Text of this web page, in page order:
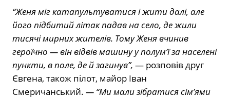
“Женя міг катапультуватися і жити далі, але
його підбитий літак падав на село, де жили
тисячі мирних жителів. Тому Женя вчинив
героїчно — він відвів машину у полум’ї за населені
пункти, в поле, де й загинув”, — розповів друг
Євгена, також пілот, майор Іван
Смеричанський. — “Ми мали зібратися сім’ями